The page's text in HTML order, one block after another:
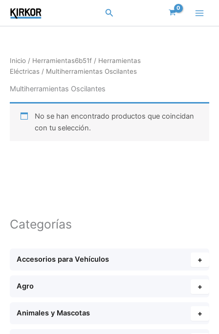
contenido
Buscar
Categorías
Accesorios para Vehículos +
Agro +
Animales y Mascotas +
Inicio / Herramientas6b51f / Herramientas
Eléctricas / Multiherramientas Oscilantes
Multiherramientas Oscilantes
No se han encontrado productos que coincidan
con tu selección.